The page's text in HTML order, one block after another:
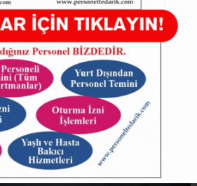
terör örgütü DEAŞ'a
mahkemeye sevk edilen 72
ABONE OL